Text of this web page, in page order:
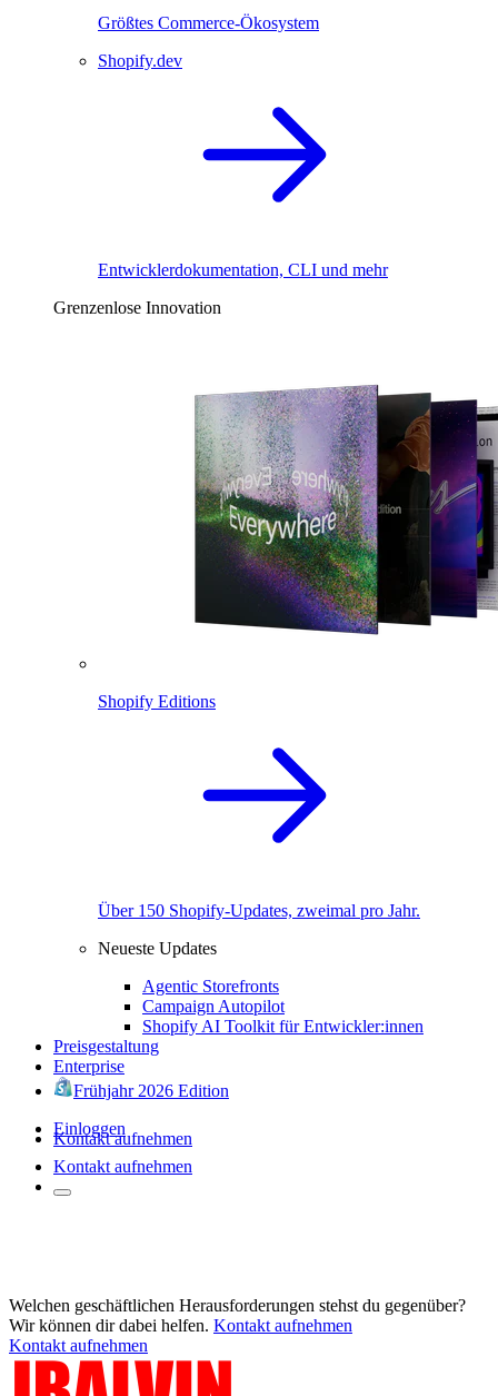
Größtes Commerce-Ökosystem
Shopify.dev
Entwicklerdokumentation, CLI und mehr
Grenzenlose Innovation
Shopify Editions
Über 150 Shopify-Updates, zweimal pro Jahr.
Neueste Updates
Agentic Storefronts
Campaign Autopilot
Shopify AI Toolkit für Entwickler:innen
Preisgestaltung
Enterprise
Frühjahr 2026 Edition
Einloggen
Kontakt aufnehmen
Kontakt aufnehmen
Welchen geschäftlichen Herausforderungen stehst du gegenüber?
Wir können dir dabei helfen. Kontakt aufnehmen
Kontakt aufnehmen